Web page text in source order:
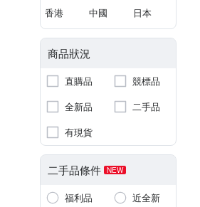
香港 中國 日本
商品狀況
直購品
競標品
全新品
二手品
有現貨
二手品條件 NEW
福利品
近全新